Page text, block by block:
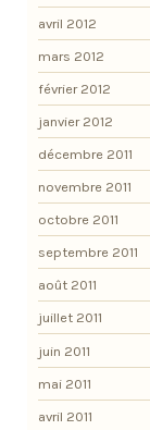
avril 2012
mars 2012
février 2012
janvier 2012
décembre 2011
novembre 2011
octobre 2011
septembre 2011
août 2011
juillet 2011
juin 2011
mai 2011
avril 2011